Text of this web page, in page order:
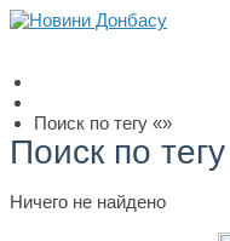
Поиск по тегу «»
Поиск по
Ничего не найдено